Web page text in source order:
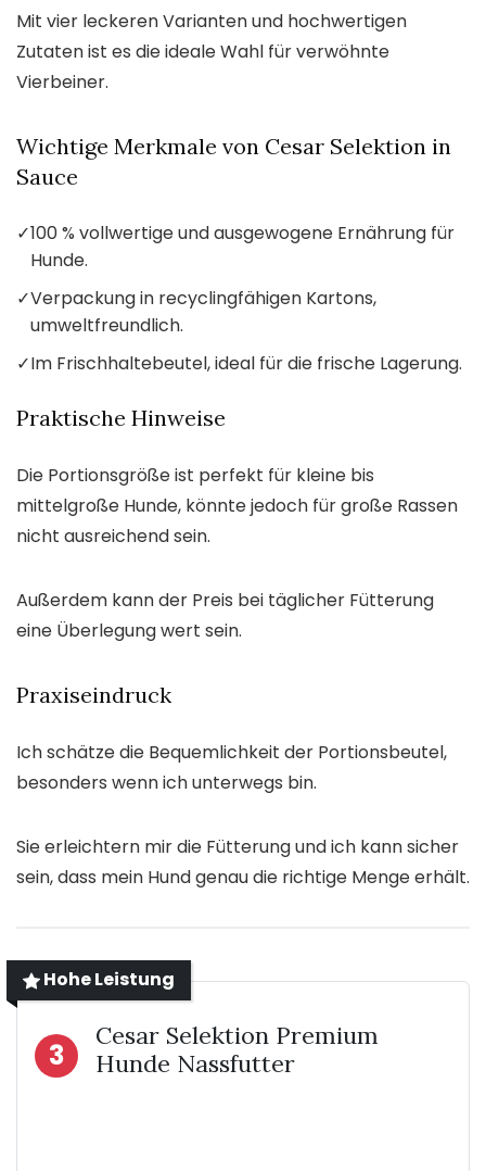
Mit vier leckeren Varianten und hochwertigen
Zutaten ist es die ideale Wahl für verwöhnte
Vierbeiner.
Wichtige Merkmale von Cesar Selektion in
Sauce
✓100 % vollwertige und ausgewogene Ernährung für
Hunde.
✓Verpackung in recyclingfähigen Kartons,
umweltfreundlich.
✓Im Frischhaltebeutel, ideal für die frische Lagerung.
Praktische Hinweise
Die Portionsgröße ist perfekt für kleine bis
mittelgroße Hunde, könnte jedoch für große Rassen
nicht ausreichend sein.
Außerdem kann der Preis bei täglicher Fütterung
eine Überlegung wert sein.
Praxiseindruck
Ich schätze die Bequemlichkeit der Portionsbeutel,
besonders wenn ich unterwegs bin.
Sie erleichtern mir die Fütterung und ich kann sicher
sein, dass mein Hund genau die richtige Menge erhält.
Hohe Leistung
3
Cesar Selektion Premium
Hunde Nassfutter